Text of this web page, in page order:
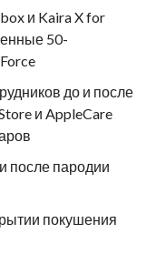
и Kaira X for
50-
до и после
и AppleCare
после пародии
покушения